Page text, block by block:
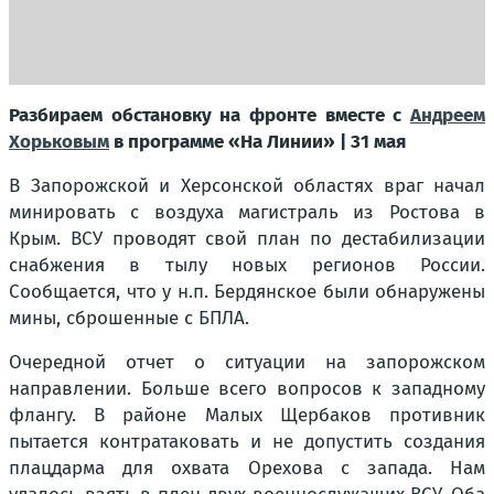
Разбираем обстановку на фронте вместе с Андреем
Хорьковым в программе «На Линии» | 31 мая
В Запорожской и Херсонской областях враг начал
минировать с воздуха магистраль из Ростова в
Крым. ВСУ проводят свой план по дестабилизации
снабжения в тылу новых регионов России.
Сообщается, что у н.п. Бердянское были обнаружены
мины, сброшенные с БПЛА.
Очередной отчет о ситуации на запорожском
направлении. Больше всего вопросов к западному
флангу. В районе Малых Щербаков противник
пытается контратаковать и не допустить создания
плацдарма для охвата Орехова с запада. Нам